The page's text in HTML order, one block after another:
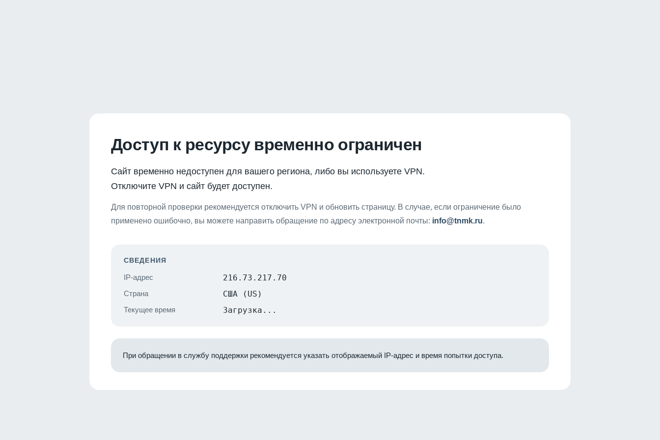
Доступ к ресурсу временно ограничен
Сайт временно недоступен для вашего региона, либо вы используете VPN.
Отключите VPN и сайт будет доступен.
Для повторной проверки рекомендуется отключить VPN и обновить страницу. В случае, если ограничение было
применено ошибочно, вы можете направить обращение по адресу электронной почты: info@tnmk.ru.
СВЕДЕНИЯ
IP-адрес 216.73.217.70
Страна США (US)
Текущее время Загрузка...
При обращении в службу поддержки рекомендуется указать отображаемый IP-адрес и время попытки доступа.